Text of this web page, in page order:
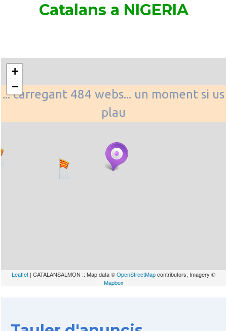
Catalans a NIGERIA
... carregant 484 webs... un moment si us
plau
+
−
Leaflet | CATALANSALMON :: Map data ©OpenStreetMapcontributors, Imagery ©
Mapbox